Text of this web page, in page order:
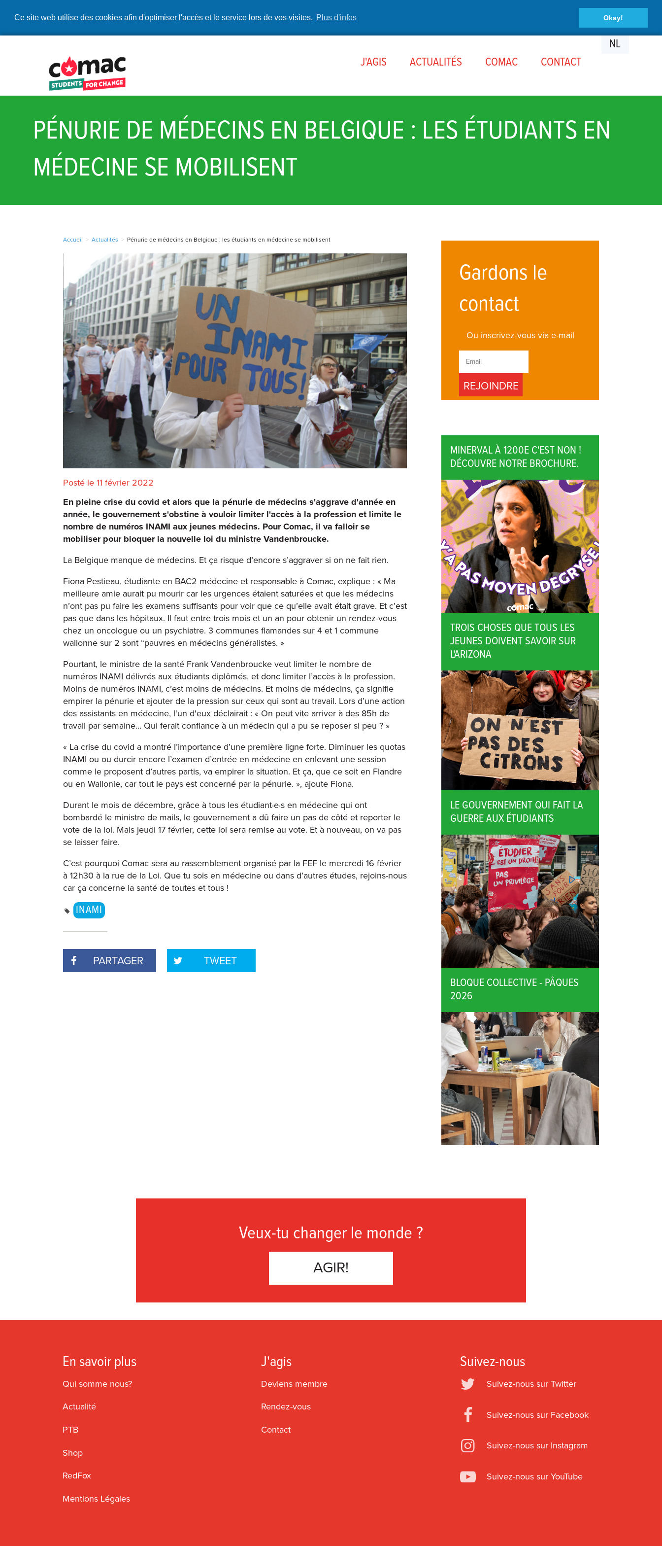
Ce site web utilise des cookies afin d'optimiser l'accès et le service lors de vos visites. Plus d'infos Okay!
J'AGIS ACTUALITÉS COMAC CONTACT
NL
PÉNURIE DE MÉDECINS EN BELGIQUE : LES ÉTUDIANTS EN
MÉDECINE SE MOBILISENT
Accueil > Actualités > Pénurie de médecins en Belgique : les étudiants en médecine se mobilisent
Posté le 11 février 2022
En pleine crise du covid et alors que la pénurie de médecins s'aggrave d'année en
année, le gouvernement s'obstine à vouloir limiter l'accès à la profession et limite le
nombre de numéros INAMI aux jeunes médecins. Pour Comac, il va falloir se
mobiliser pour bloquer la nouvelle loi du ministre Vandenbroucke.
La Belgique manque de médecins. Et ça risque d’encore s’aggraver si on ne fait rien.
Fiona Pestieau, étudiante en BAC2 médecine et responsable à Comac, explique : « Ma
meilleure amie aurait pu mourir car les urgences étaient saturées et que les médecins
n’ont pas pu faire les examens suffisants pour voir que ce qu’elle avait était grave. Et c’est
pas que dans les hôpitaux. Il faut entre trois mois et un an pour obtenir un rendez-vous
chez un oncologue ou un psychiatre. 3 communes flamandes sur 4 et 1 commune
wallonne sur 2 sont “pauvres en médecins généralistes. »
Pourtant, le ministre de la santé Frank Vandenbroucke veut limiter le nombre de
numéros INAMI délivrés aux étudiants diplômés, et donc limiter l’accès à la profession.
Moins de numéros INAMI, c’est moins de médecins. Et moins de médecins, ça signifie
empirer la pénurie et ajouter de la pression sur ceux qui sont au travail. Lors d’une action
des assistants en médecine, l'un d'eux déclairait : « On peut vite arriver à des 85h de
travail par semaine… Qui ferait confiance à un médecin qui a pu se reposer si peu ? »
« La crise du covid a montré l’importance d’une première ligne forte. Diminuer les quotas
INAMI ou ou durcir encore l’examen d’entrée en médecine en enlevant une session
comme le proposent d’autres partis, va empirer la situation. Et ça, que ce soit en Flandre
ou en Wallonie, car tout le pays est concerné par la pénurie. », ajoute Fiona.
Durant le mois de décembre, grâce à tous les étudiant·e·s en médecine qui ont
bombardé le ministre de mails, le gouvernement a dû faire un pas de côté et reporter le
vote de la loi. Mais jeudi 17 février, cette loi sera remise au vote. Et à nouveau, on va pas
se laisser faire.
C’est pourquoi Comac sera au rassemblement organisé par la FEF le mercredi 16 février
à 12h30 à la rue de la Loi. Que tu sois en médecine ou dans d’autres études, rejoins-nous
car ça concerne la santé de toutes et tous !
INAMI
PARTAGER TWEET
Gardons le
contact
Ou inscrivez-vous via e-mail
MINERVAL À 1200E C'EST NON !
DÉCOUVRE NOTRE BROCHURE.
TROIS CHOSES QUE TOUS LES
JEUNES DOIVENT SAVOIR SUR
L'ARIZONA
LE GOUVERNEMENT QUI FAIT LA
GUERRE AUX ÉTUDIANTS
BLOQUE COLLECTIVE - PÂQUES
2026
Veux-tu changer le monde ?
AGIR!
En savoir plus
Qui somme nous?
Actualité
PTB
Shop
RedFox
Mentions Légales
J'agis
Deviens membre
Rendez-vous
Contact
Suivez-nous
Suivez-nous sur Twitter
Suivez-nous sur Facebook
Suivez-nous sur Instagram
Suivez-nous sur YouTube